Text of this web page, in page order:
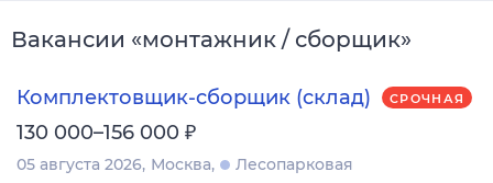
Вакансии «монтажник / сборщик»
Комплектовщик-сборщик (склад) СРОЧНАЯ
130 000–156 000 ₽
05 августа 2026 Москва
Лесопарковая